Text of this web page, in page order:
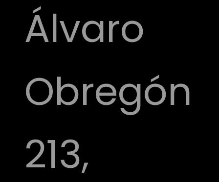
Álvaro
Obregón
213,